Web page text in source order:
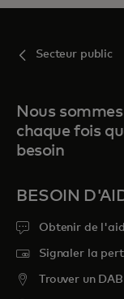
Secteur public
Nous
chaque fois
besoin
BESOIN
Obtenir de
Signaler la
Trouver un DAB